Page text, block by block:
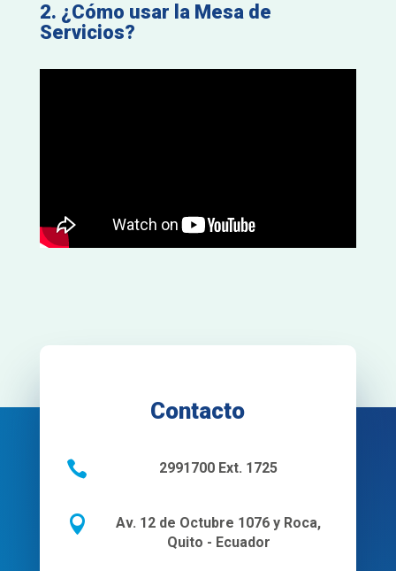
2. ¿Cómo usar la Mesa de
Servicios?
Contacto
 2991700 Ext. 1725

Av. 12 de Octubre 1076 y Roca,
Quito - Ecuador